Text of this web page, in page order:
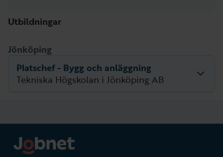
Utbildningar
Jönköping
Platschef - Bygg och anläggning
Tekniska Högskolan i Jönköping AB
Nästa startdatum
Utbildningsperiod